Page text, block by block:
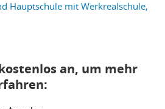
Hauptschule mit Werkrealschule,
an, um mehr